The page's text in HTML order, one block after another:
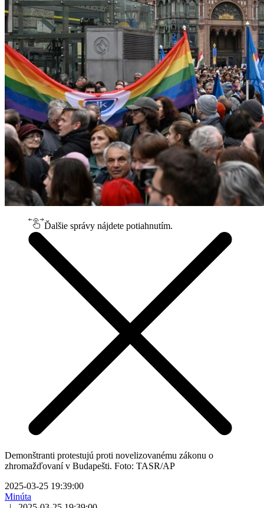
Ďalšie správy nájdete potiahnutím.
Demonštranti protestujú proti novelizovanému zákonu o
zhromažďovaní v Budapešti. Foto: TASR/AP
2025-03-25 19:39:00
Minúta